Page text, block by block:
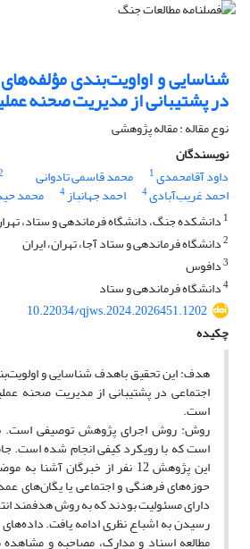
شناسایی و اواویت‌بندی
در پشتیبانی از مدیریت صحنه
نوع مقاله : مقاله پژوهشی
نویسندگان
داود آقامحمدی1 محمد قاسمی تادوانی
احمد غریب‌آبادی4 احمد جهانباز4 محمد
1 دانشکده جنگ، دانشگاه فرماندهی و ستاد،
2دانشگاه فرماندهی و ستاد آجا، تهران، ایران
3دافوس
4دانشگاه فرماندهی و ستاد
10.22034/qjws.2024.2026451.1202
چکیده
هدف: این تحقیق باهدف شناسایی و
اجتماعی در پشتیبانی از مدیریت صحنه
است.
روش: روش اجرای پژوهش توصیفی است.
است که با رویکرد کیفی انجام شده است.
این پژوهش 12 نفر از خبرگان
حوزه‌های فرهنگی و اجتماعی یا یگان‌های
دارای مسئولیت بودند که به روش هدفمند
رسیدن به اشباع نظری ادامه یافت. داده‌های
مطالعه اسناد و مدارک، مصاحبه و